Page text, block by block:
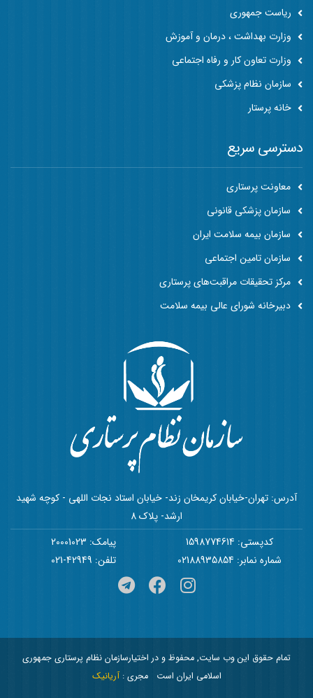
ریاست جمهوری
وزارت بهداشت ، درمان و آموزش
وزارت تعاون کار و رفاه اجتماعی
سازمان نظام پزشکی
خانه پرستار
آدرس: تهران-خیابان کریمخان زند- خیابان استاد نجات اللهی - کوچه شهید
ارشد- پلاک 8
کدپستی: 1598774614
پیامک: 20001023
شماره نمابر: 02188935854
تلفن: 42949-021
دسترسی سریع
معاونت پرستاری
سازمان پزشکی قانونی
سازمان بیمه سلامت ایران
سازمان تامین اجتماعی
مرکز تحقیقات مراقبت‌های پرستاری
دبیرخانه شورای عالی بیمه سلامت
تمام حقوق این وب سایت, محفوظ و در اختیارسازمان نظام پرستاری جمهوری
اسلامی ایران است
مجری :آریانیک